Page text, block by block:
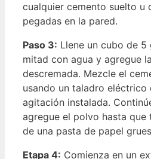
cualquier cemento suelto u
pegadas en la pared.
Paso 3: Llene un cubo de 5
mitad con agua y agregue
descremada. Mezcle el
usando un taladro eléctrico
agitación instalada.
agregue el polvo hasta que
de una pasta de papel
Etapa 4: Comienza en un